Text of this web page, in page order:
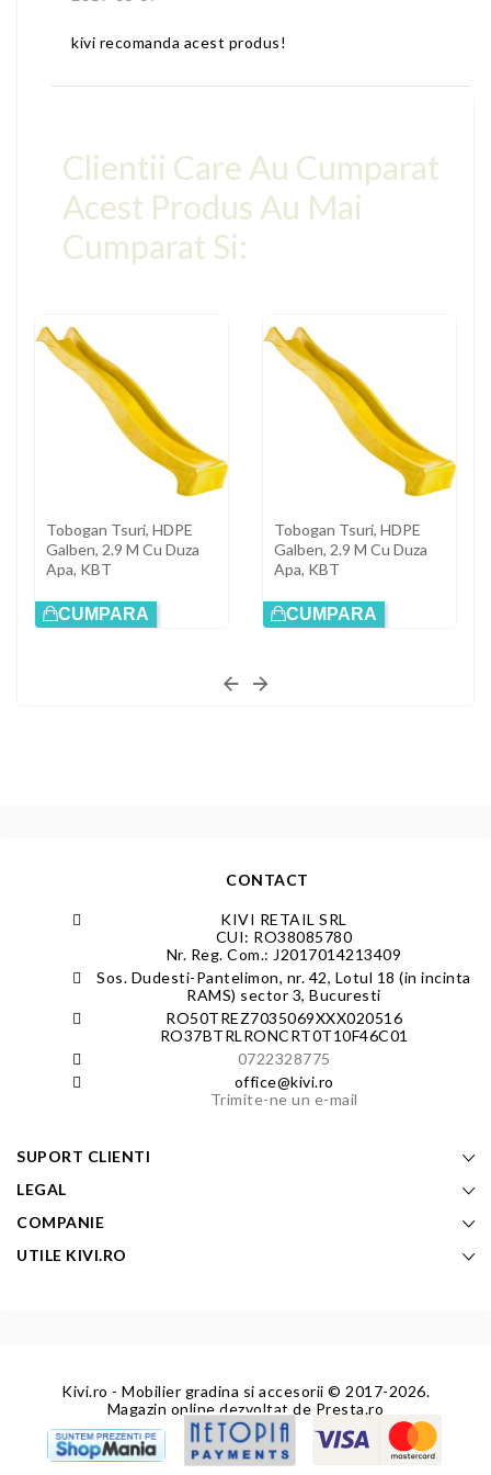
kivi recomanda acest produs!
Clientii Care Au Cumparat
Acest Produs Au Mai
Cumparat Si:
Tobogan Tsuri, HDPE
Galben, 2.9 M Cu Duza
Apa, KBT
CUMPARA
Tobogan Tsuri, HDPE
Galben, 2.9 M Cu Duza
Apa, KBT
CUMPARA
CONTACT
KIVI RETAIL SRL
CUI: RO38085780
Nr. Reg. Com.: J2017014213409
Sos. Dudesti-Pantelimon, nr. 42, Lotul 18 (in incinta
RAMS) sector 3, Bucuresti
RO50TREZ7035069XXX020516
RO37BTRLRONCRT0T10F46C01
0722328775
office@kivi.ro
Trimite-ne un e-mail
SUPORT CLIENTI
LEGAL
COMPANIE
UTILE KIVI.RO
Kivi.ro - Mobilier gradina si accesorii © 2017-2026.
Magazin online dezvoltat de Presta.ro